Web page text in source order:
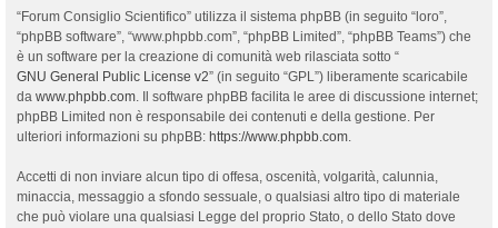
“Forum Consiglio Scientifico” utilizza il sistema phpBB (in seguito “loro”,
“phpBB software”, “www.phpbb.com”, “phpBB Limited”, “phpBB Teams”) che
è un software per la creazione di comunità web rilasciata sotto “
GNU General Public License v2” (in seguito “GPL”) liberamente scaricabile
da www.phpbb.com. Il software phpBB facilita le aree di discussione internet;
phpBB Limited non è responsabile dei contenuti e della gestione. Per
ulteriori informazioni su phpBB: https://www.phpbb.com.
Accetti di non inviare alcun tipo di offesa, oscenità, volgarità, calunnia,
minaccia, messaggio a sfondo sessuale, o qualsiasi altro tipo di materiale
che può violare una qualsiasi Legge del proprio Stato, o dello Stato dove